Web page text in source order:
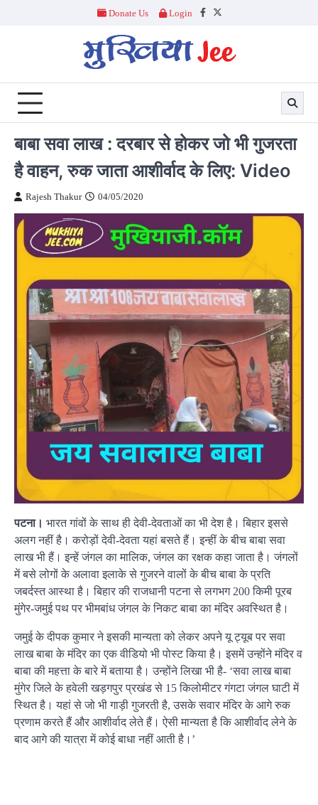
Donate Us Login
Facebook
Twitter
बाबा सवा लाख : दरबार से होकर जो भी गुजरता
है वाहन, रुक जाता आशीर्वाद के लिए: Video
Rajesh Thakur 04/05/2020
पटना। भारत गांवों के साथ ही देवी-देवताओं का भी देश है। बिहार इससे
अलग नहीं है। करोड़ों देवी-देवता यहां बसते हैं। इन्हीं के बीच बाबा सवा
लाख भी हैं। इन्हें जंगल का मालिक, जंगल का रक्षक कहा जाता है। जंगलों
में बसे लोगों के अलावा इलाके से गुजरने वालों के बीच बाबा के प्रति
जबर्दस्त आस्था है। बिहार की राजधानी पटना से लगभग 200 किमी पूरब
मुंगेर-जमुई पथ पर भीमबांध जंगल के निकट बाबा का मंदिर अवस्थित है।
जमुई के दीपक कुमार ने इसकी मान्यता को लेकर अपने यू ट्यूब पर सवा
लाख बाबा के मंदिर का एक वीडियो भी पोस्ट किया है। इसमें उन्होंने मंदिर व
बाबा की महत्ता के बारे में बताया है। उन्होंने लिखा भी है- ‘सवा लाख बाबा
मुंगेर जिले के हवेली खड़गपुर प्रखंड से 15 किलोमीटर गंगटा जंगल घाटी में
स्थित है। यहां से जो भी गाड़ी गुजरती है, उसके सवार मंदिर के आगे रुक
प्रणाम करते हैं और आशीर्वाद लेते हैं। ऐसी मान्यता है कि आशीर्वाद लेने के
बाद आगे की यात्रा में कोई बाधा नहीं आती है।’